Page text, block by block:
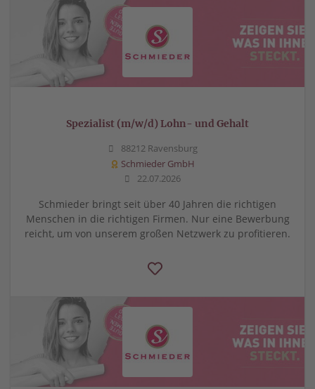
Spezialist (m/w/d) Lohn- und Gehalt
88212 Ravensburg
Schmieder GmbH
22.07.2026
Schmieder bringt seit über 40 Jahren die richtigen
Menschen in die richtigen Firmen. Nur eine Bewerbung
reicht, um von unserem großen Netzwerk zu profitieren.